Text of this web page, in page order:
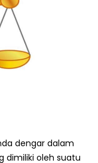
dengar dalam
dimiliki oleh suatu